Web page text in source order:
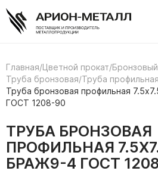
Главная/Цветной прокат/
Труба бронзовая/Труба
Труба бронзовая профильная
ГОСТ 1208-90
ТРУБА БРОНЗОВАЯ
ПРОФИЛЬНАЯ
БРАЖ9-4 ГОСТ